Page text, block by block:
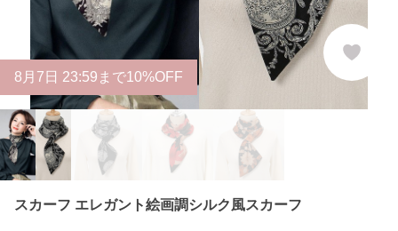
8 月 7 日 23:59まで10%OFF
スカーフ エレガント絵画調シルク風スカーフ